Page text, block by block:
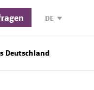
DE
Deutschland